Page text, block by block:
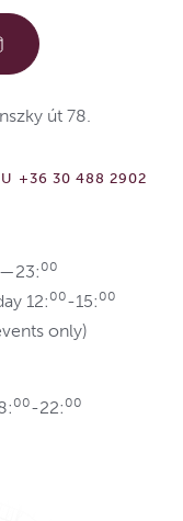
út 78.
+36 30 488 2902
—23: 00
12: 00-15: 00
only)
00-22: 00